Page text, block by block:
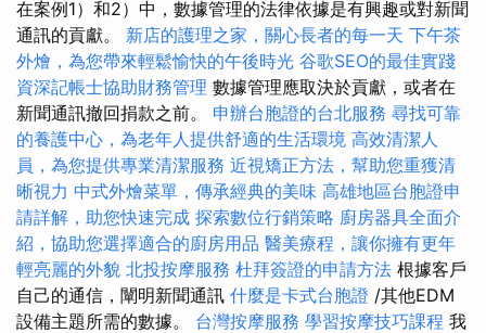
在案例1）和2）中，數據管理的法律依據是有興趣或對新聞
通訊的貢獻。 新店的護理之家，關心長者的每一天 下午茶
外燴，為您帶來輕鬆愉快的午後時光 谷歌SEO的最佳實踐
資深記帳士協助財務管理 數據管理應取決於貢獻，或者在
新聞通訊撤回捐款之前。 申辦台胞證的台北服務 尋找可靠
的養護中心，為老年人提供舒適的生活環境 高效清潔人
員，為您提供專業清潔服務 近視矯正方法，幫助您重獲清
晰視力 中式外燴菜單，傳承經典的美味 高雄地區台胞證申
請詳解，助您快速完成 探索數位行銷策略 廚房器具全面介
紹，協助您選擇適合的廚房用品 醫美療程，讓你擁有更年
輕亮麗的外貌 北投按摩服務 杜拜簽證的申請方法 根據客戶
自己的通信，闡明新聞通訊 什麼是卡式台胞證 /其他EDM
設備主題所需的數據。 台灣按摩服務 學習按摩技巧課程 我